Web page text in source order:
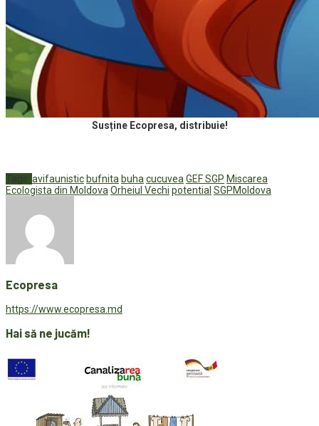
Susține Ecopresa, distribuie!
Tags: avifaunistic bufnita buha cucuvea GEF SGP Miscarea
Ecologista din Moldova Orheiul Vechi potential SGPMoldova
Ecopresa
https://www.ecopresa.md
Hai să ne jucăm!